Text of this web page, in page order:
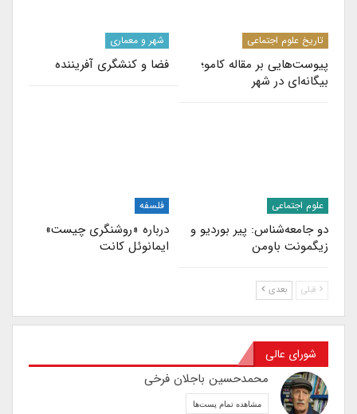
تاریخ علوم اجتماعی
پیوست‌هایی بر مقاله کامو؛
بیگانه‌ای در شهر
شهر و معماری
فضا و کنشگری آفریننده
علوم اجتماعی
دو جامعه‌شناس: پیر بوردیو و
زیگمونت باومن
فلسفه
درباره «روشنگری چیست»
ایمانوئل کانت
قبلی بعدی
شورای عالی
محمدحسین باجلان فرخی
مشاهده تمام پست‌ها